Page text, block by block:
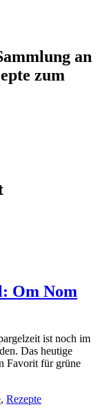
an
zum
Om Nom
ist noch im
Das heutige
Favorit für grüne
, Rezepte